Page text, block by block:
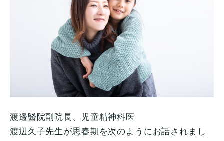
渡邊醫院副院長、児童精神科医
渡辺久子先生が思春期を次のようにお話されまし